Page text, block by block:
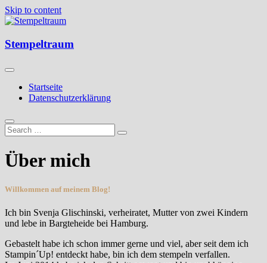
Skip to content
Stempeltraum
Stempeltraum
Startseite
Datenschutzerklärung
Über mich
Willkommen auf meinem Blog!
Ich bin Svenja Glischinski, verheiratet, Mutter von zwei Kindern
und lebe in Bargteheide bei Hamburg.
Gebastelt habe ich schon immer gerne und viel, aber seit dem ich
Stampin´Up! entdeckt habe, bin ich dem stempeln verfallen.